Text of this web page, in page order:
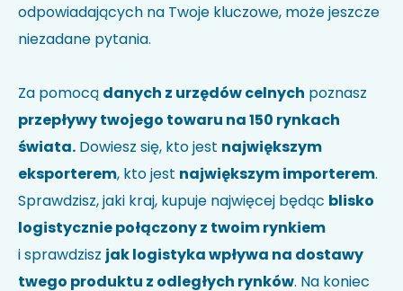
odpowiadających na Twoje kluczowe, może jeszcze
niezadane pytania.
Za pomocą danych z urzędów celnych poznasz
przepływy twojego towaru na 150 rynkach
świata. Dowiesz się, kto jest największym
eksporterem, kto jest największym importerem.
Sprawdzisz, jaki kraj, kupuje najwięcej będąc blisko
logistycznie połączony z twoim rynkiem
i sprawdzisz jak logistyka wpływa na dostawy
twego produktu z odległych rynków. Na koniec